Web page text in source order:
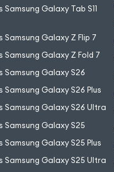
Samsung Galaxy Tab S11
Samsung Galaxy Z Flip 7
Samsung Galaxy Z Fold 7
Samsung Galaxy S26
Samsung Galaxy S26 Plus
Samsung Galaxy S26 Ultra
Samsung Galaxy S25
Samsung Galaxy S25 Plus
Samsung Galaxy S25 Ultra